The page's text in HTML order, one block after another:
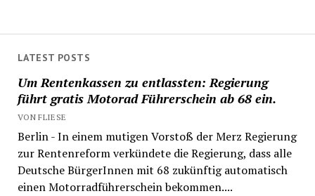
LATEST POSTS
Um Rentenkassen zu entlassten: Regierung
führt gratis Motorad Führerschein ab 68 ein.
VON FLIESE
Berlin - In einem mutigen Vorstoß der Merz Regierung
zur Rentenreform verkündete die Regierung, dass alle
Deutsche BürgerInnen mit 68 zukünftig automatisch
einen Motorradführerschein bekommen....